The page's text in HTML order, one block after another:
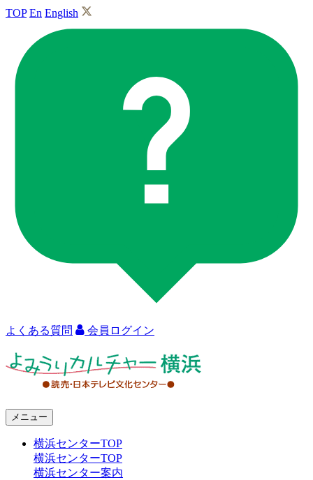
TOP En English
よくある質問 会員ログイン
メニュー
横浜センターTOP
横浜センターTOP
横浜センター案内